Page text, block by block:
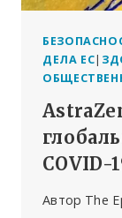
ДЕЛА ЕС|
COVID-
Автор The